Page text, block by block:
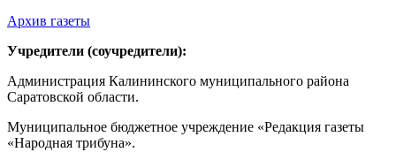
Архив газеты
Учредители (соучредители):
Администрация Калининского муниципального района
Саратовской области.
Муниципальное бюджетное учреждение «Редакция газеты
«Народная трибуна».